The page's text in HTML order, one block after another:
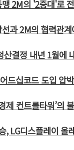
2M의 '2중대'로
과 2M의 협력관계
결정 내년 1월에
드십코드 도입 압
제 컨트롤타워’의
, LG디스플레이 올